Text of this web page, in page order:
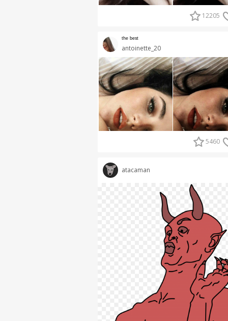
12205
antoinette_20
ᵗʰᵉ ᵇᵉˢᵗ
5460
atacaman